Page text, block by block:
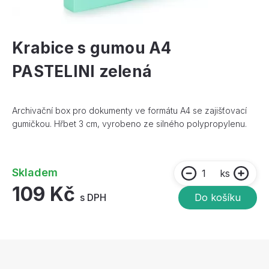
Krabice s gumou A4
PASTELINI zelená
Archivační box pro dokumenty ve formátu A4 se zajišťovací
gumičkou. Hřbet 3 cm, vyrobeno ze silného polypropylenu.
Skladem
109 Kč s DPH
ks
Do košíku